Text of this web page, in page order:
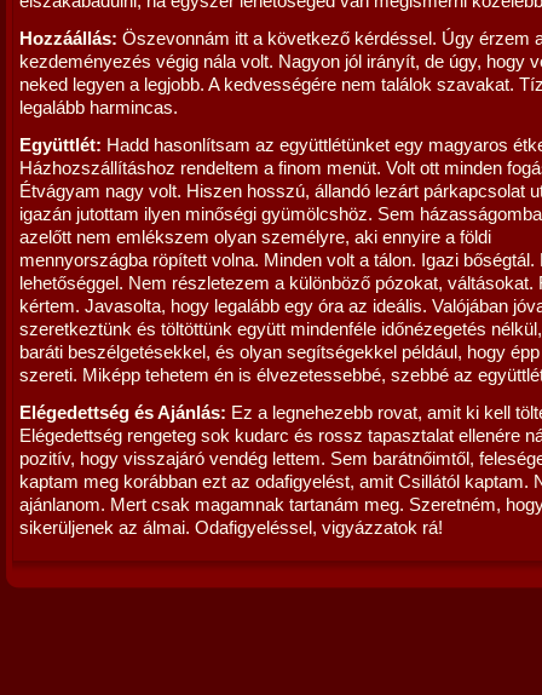
Hozzáállás: Öszevonnám itt a következő kérdéssel. Úgy érzem
kezdeményezés végig nála volt. Nagyon jól irányít, de úgy, hogy
neked legyen a legjobb. A kedvességére nem találok szavakat.
legalább harmincas.
Együttlét: Hadd hasonlítsam az együttlétünket egy magyaros
Házhozszállításhoz rendeltem a finom menüt. Volt ott minden
Étvágyam nagy volt. Hiszen hosszú, állandó lezárt párkapcsolat
igazán jutottam ilyen minőségi gyümölcshöz. Sem
azelőtt nem emlékszem olyan személyre, aki ennyire a földi
mennyországba röpített volna. Minden volt a tálon. Igazi bőségtál.
lehetőséggel. Nem részletezem a különböző pózokat, váltásokat.
kértem. Javasolta, hogy legalább egy óra az ideális. Valójában
szeretkeztünk és töltöttünk együtt mindenféle időnézegetés
baráti beszélgetésekkel, és olyan segítségekkel például, hogy
szereti. Miképp tehetem én is élvezetessebbé, szebbé az
Elégedettség és Ajánlás: Ez a legnehezebb rovat, amit ki kell
Elégedettség rengeteg sok kudarc és rossz tapasztalat ellenére
pozitív, hogy visszajáró vendég lettem. Sem barátnőimtől,
kaptam meg korábban ezt az odafigyelést, amit Csillától kaptam.
ajánlanom. Mert csak magamnak tartanám meg. Szeretném,
sikerüljenek az álmai. Odafigyeléssel, vigyázzatok rá!